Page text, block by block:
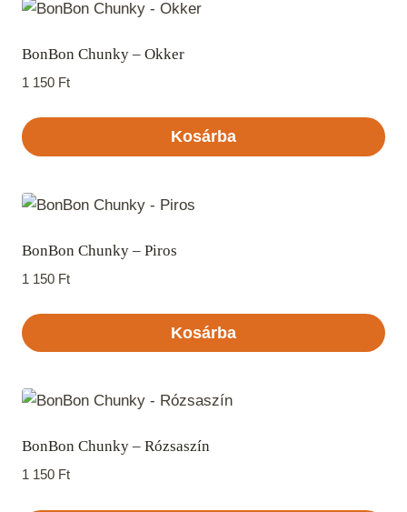
BonBon Chunky – Okker
1 150 Ft
Kosárba
BonBon Chunky – Piros
1 150 Ft
Kosárba
BonBon Chunky – Rózsaszín
1 150 Ft